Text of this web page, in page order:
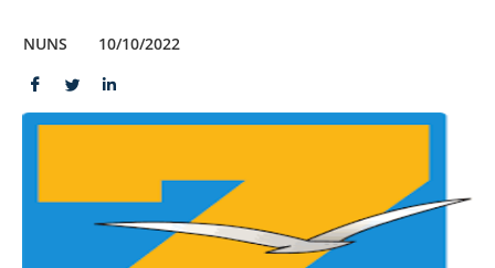
NUNS 10/10/2022